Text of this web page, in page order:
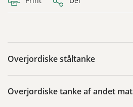
Overjordiske ståltanke
Overjordiske tanke af andet